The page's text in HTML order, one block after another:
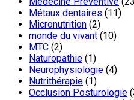
Métaux dentaires (11)
Micronutrition (2)
monde du vivant (10)
MTC (2)
Naturopathie (1)
Neurophysiologie (4)
Nutrithérapie (1)
Occlusion Posturologie